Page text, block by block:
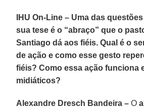
IHU On-Line – Uma das
sua tese é o “abraço” que o
Santiago dá aos fiéis. Qual é o
de ação e como esse gesto
fiéis? Como essa ação funciona
midiáticos?
Alexandre Dresch Bandeira – O